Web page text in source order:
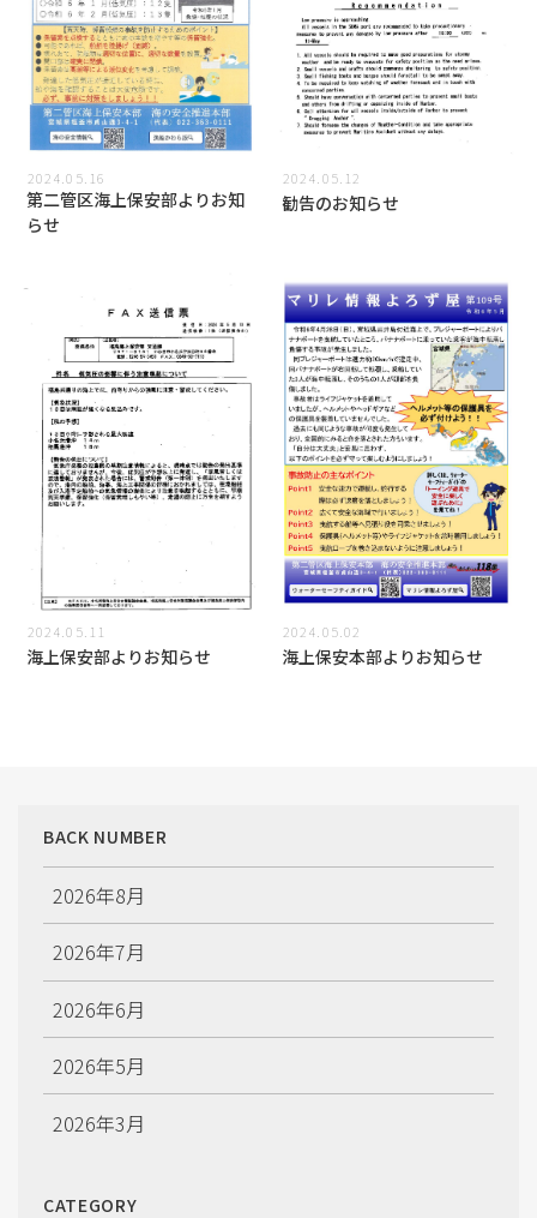
2024.05.16
第二管区海上保安部よりお知
らせ
2024.05.12
勧告のお知らせ
2024.05.11
海上保安部よりお知らせ
2024.05.02
海上保安本部よりお知らせ
BACK NUMBER
2026年8月
2026年7月
2026年6月
2026年5月
2026年3月
CATEGORY